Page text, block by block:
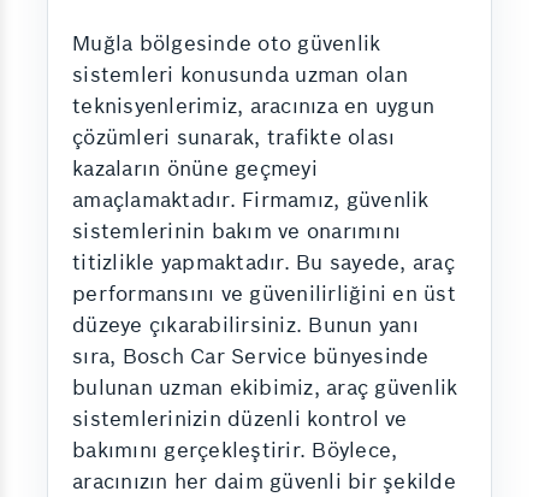
Muğla bölgesinde oto güvenlik
sistemleri konusunda uzman olan
teknisyenlerimiz, aracınıza en uygun
çözümleri sunarak, trafikte olası
kazaların önüne geçmeyi
amaçlamaktadır. Firmamız, güvenlik
sistemlerinin bakım ve onarımını
titizlikle yapmaktadır. Bu sayede, araç
performansını ve güvenilirliğini en üst
düzeye çıkarabilirsiniz. Bunun yanı
sıra, Bosch Car Service bünyesinde
bulunan uzman ekibimiz, araç güvenlik
sistemlerinizin düzenli kontrol ve
bakımını gerçekleştirir. Böylece,
aracınızın her daim güvenli bir şekilde